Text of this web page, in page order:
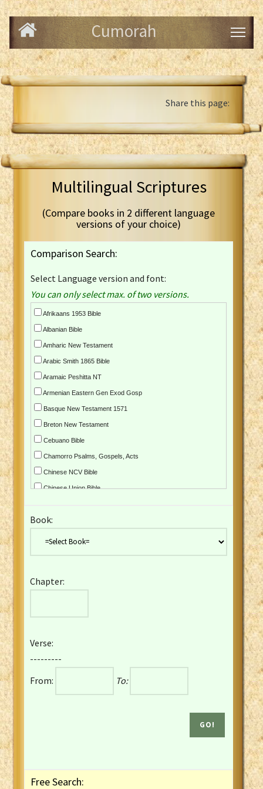
Cumorah
Share this page:
Multilingual Scriptures
(Compare books in 2 different language
versions of your choice)
Comparison Search:
Select Language version and font:
You can only select max. of two versions.
Afrikaans 1953 Bible
Albanian Bible
Amharic New Testament
Arabic Smith 1865 Bible
Aramaic Peshitta NT
Armenian Eastern Gen Exod Gosp
Basque New Testament 1571
Breton New Testament
Cebuano Bible
Chamorro Psalms, Gospels, Acts
Chinese NCV Bible
Chinese Union Bible
Czech Kralicka Bible
English YLT 1898 Bible
French Darby Bible
French Louis Segond Bible
Gaelic (Manx) Selections
Gaelic (Scottish) Mark
Book:
Chapter:
Verse:
---------
From:
To:
Free Search: